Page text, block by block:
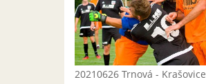
20210626 Trnová - Krašovice